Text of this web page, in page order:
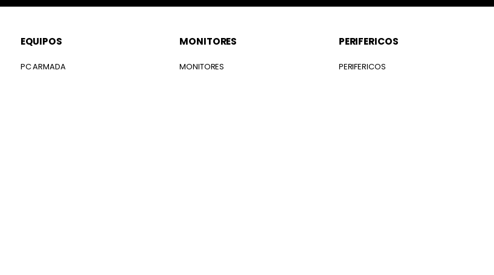
EQUIPOS
PC ARMADA
MONITORES
MONITORES
PERIFERICOS
PERIFERICOS